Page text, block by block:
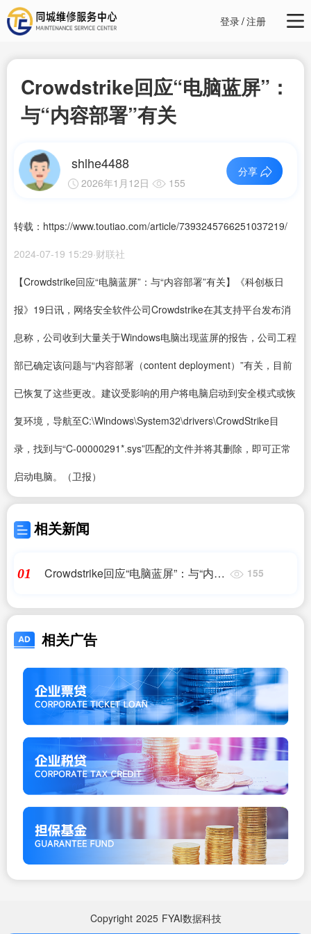
登录/注册
Crowdstrike回应“电脑蓝屏”：
与“内容部署”有关
shlhe4488
2026年1月12日 155
分享
转载：https://www.toutiao.com/article/7393245766251037219/
2024-07-19 15:29·财联社
【Crowdstrike回应“电脑蓝屏”：与“内容部署”有关】《科创板日
报》19日讯，网络安全软件公司Crowdstrike在其支持平台发布消
息称，公司收到大量关于Windows电脑出现蓝屏的报告，公司工程
部已确定该问题与“内容部署（content deployment）”有关，目前
已恢复了这些更改。建议受影响的用户将电脑启动到安全模式或恢
复环境，导航至C:\Windows\System32\drivers\CrowdStrike目
录，找到与“C-00000291*.sys”匹配的文件并将其删除，即可正常
启动电脑。（卫报）
相关新闻
01
Crowdstrike回应“电脑蓝屏”：与“内容
155
相关广告
Copyright 2025 FYAI数据科技